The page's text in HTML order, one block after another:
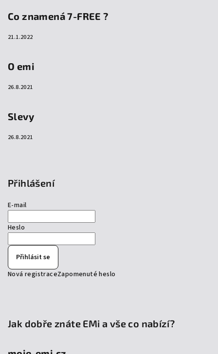
Co znamená 7-FREE ?
21.1.2022
O emi
26.8.2021
Slevy
26.8.2021
Přihlášení
E-mail
Heslo
Přihlásit se
Nová registraceZapomenuté heslo
Jak dobře znáte EMi a vše co nabízí?